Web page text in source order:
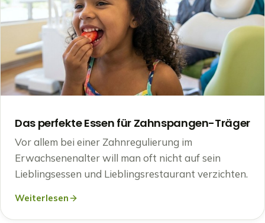
Das perfekte Essen für Zahnspangen-Träger
Vor allem bei einer Zahnregulierung im
Erwachsenenalter will man oft nicht auf sein
Lieblingsessen und Lieblingsrestaurant verzichten.
Weiterlesen